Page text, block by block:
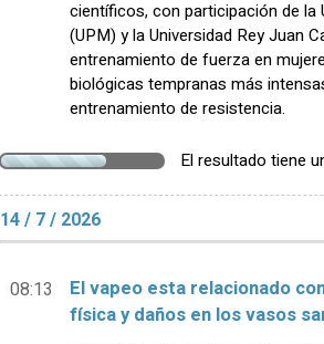
científicos, con participación de la
(UPM) y la Universidad Rey Juan
entrenamiento de fuerza en
biológicas tempranas más
entrenamiento de resistencia.
El resultado tiene
14 / 7 / 2026
08:13
El vapeo esta relacionado
física y daños en los vasos